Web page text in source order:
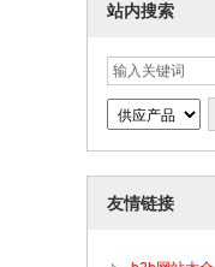
站内搜索
友情链接